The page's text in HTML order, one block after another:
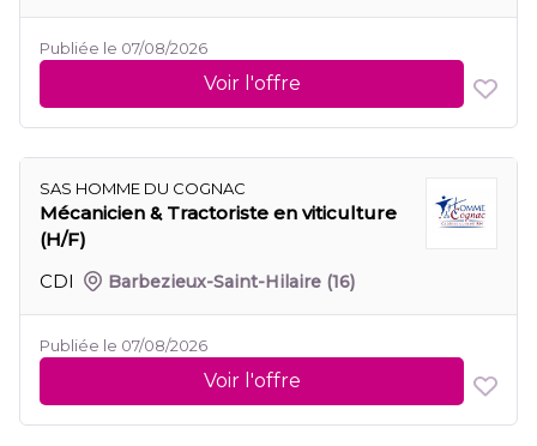
Publiée le 07/08/2026
Voir l'offre
SAS HOMME DU COGNAC
Mécanicien & Tractoriste en viticulture
(H/F)
CDI
Barbezieux-Saint-Hilaire (16)
Publiée le 07/08/2026
Voir l'offre